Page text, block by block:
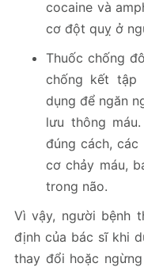
cocaine và
cơ đột quỵ ở
Thuốc chống
chống kết tập
dụng để ngăn
lưu thông
đúng cách,
cơ chảy máu,
trong não.
Vì vậy, người bệnh
định của bác sĩ khi
thay đổi hoặc